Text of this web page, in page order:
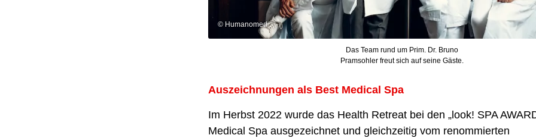
© Humanomed
Das Team rund um Prim. Dr. Bruno
Pramsohler freut sich auf seine Gäste.
Auszeichnungen als Best Medical Spa
Im Herbst 2022 wurde das Health Retreat bei den „look! SPA
Medical Spa ausgezeichnet und gleichzeitig vom renommierten